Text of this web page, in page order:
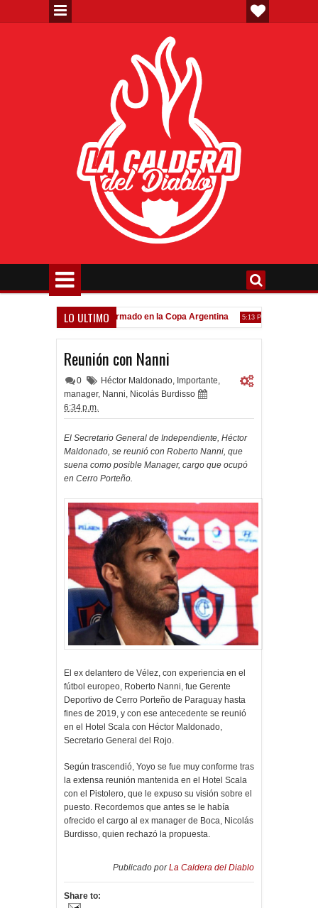
LO ULTIMO
Todo confirmado en la Copa Argentina 5:13 PM Goleada
Reunión con Nanni
0 Héctor Maldonado, Importante,
manager, Nanni, Nicolás Burdisso
6:34 p.m.
El Secretario General de Independiente, Héctor
Maldonado, se reunió con Roberto Nanni, que
suena como posible Manager, cargo que ocupó
en Cerro Porteño.
El ex delantero de Vélez, con experiencia en el
fútbol europeo, Roberto Nanni, fue Gerente
Deportivo de Cerro Porteño de Paraguay hasta
fines de 2019, y con ese antecedente se reunió
en el Hotel Scala con Héctor Maldonado,
Secretario General del Rojo.
Según trascendió, Yoyo se fue muy conforme tras
la extensa reunión mantenida en el Hotel Scala
con el Pistolero, que le expuso su visión sobre el
puesto. Recordemos que antes se le había
ofrecido el cargo al ex manager de Boca, Nicolás
Burdisso, quien rechazó la propuesta.
Publicado porLa Caldera del Diablo
Share to: